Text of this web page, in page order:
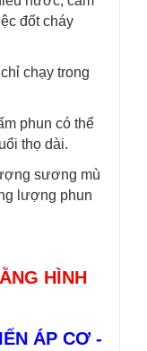
đốt cháy
chạy trong
phun có thể
thọ dài.
sương mù
lượng phun
HÌNH
ÁP CƠ -